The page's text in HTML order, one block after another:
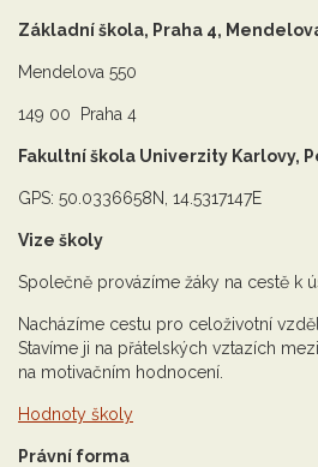
Základní škola, Praha 4,
Mendelova 550
149 00 Praha 4
Fakultní škola Univerzity Karlovy,
GPS: 50.0336658N, 14.5317147E
Vize školy
Společně provázíme žáky na cestě k
Nacházíme cestu pro celoživotní
Stavíme ji na přátelských vztazích
na motivačním hodnocení.
Hodnoty školy
Právní forma